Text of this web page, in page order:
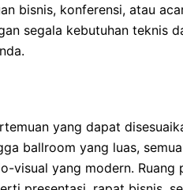
bisnis, konferensi, atau
segala kebutuhan teknis
yang dapat
ballroom yang luas,
visual yang modern. Ruang